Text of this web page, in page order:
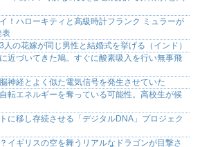
！ハローキティと高級時計フランク ミュラーが
表
の花嫁が同じ男性と結婚式を挙げる（インド）
近づいてきた鳩。すぐに酸素吸入を行い無事飛
神経とよく似た電気信号を発生させていた
転エネルギーを奪っている可能性。高校生が候
に移し存続させる「デジタルDNA」プロジェク
イギリスの空を舞うリアルなドラゴンが目撃さ